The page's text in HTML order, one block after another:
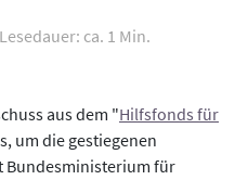
Lesedauer: ca. 1 Min.
aus dem "Hilfsfonds für
um die gestiegenen
Bundesministerium für